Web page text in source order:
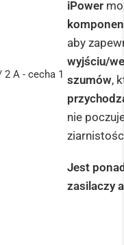
iPower
aby
wyjściu/
szumów,
nie
Jest
zasilaczy